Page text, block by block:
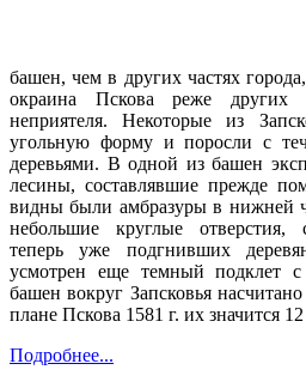
башен, чем в других частях
окраина Пскова реже других
неприятеля. Некоторые из
угольную форму и поросли с
деревьями. В одной из башен
лесины, составлявшие прежде
видны были амбразуры в нижней
небольшие круглые
теперь уже подгнивших
усмотрен еще темный подклет
башен вокруг Запсковья
плане Пскова 1581 г. их значится
Подробнее...